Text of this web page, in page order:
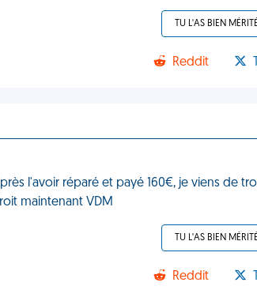
TU L'AS BIEN MÉRITÉ
Reddit
l'avoir réparé et payé 160€, je viens de
maintenant VDM
TU L'AS BIEN MÉRITÉ
Reddit